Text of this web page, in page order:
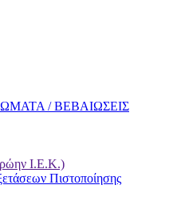
/ ΒΕΒΑΙΩΣΕΙΣ
Ι.Ε.Κ.)
Πιστοποίησης